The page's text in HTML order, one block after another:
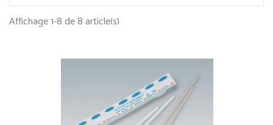
Affichage 1-8 de 8 article(s)